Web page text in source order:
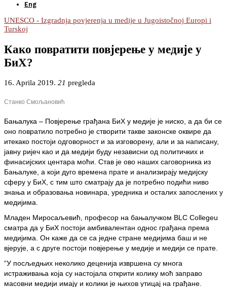
Eng
UNESCO - Izgradnja povjerenja u medije u Jugoistočnoj Europi i
Turskoj
Како повратити повјерење у медије у
БиХ?
16. Aprila 2019. 21 pregleda
Станко Смољановић
Бањалука – Повјерење грађана БиХ у медије је ниско, а да би се
оно повратило потребно је створити такве законске оквире да
итекако постоји одговорност и за изговорену, али и за написану,
јавну ријеч као и да медији буду независни од политичких и
финасијских центара моћи. Cтав је ово наших саговорника из
Бањалуке, а који дуго времена прате и анализирају медијску
сферу у БиХ, с тим што сматрају да је потребно подићи ниво
знања и образовања новинара, уредника и осталих запослених у
медијима.
Младен Миросаљевић, професор на бањалучком BLC Collegeu
сматра да у БиХ постоји амбивалентан однос грађана према
медијима. Он каже да се са једне стране медијима баш и не
вјерује, а с друге постоји повјерење у медије и медији се прате.
“У посљедњих неколико деценија извршена су многа
истраживања која су настојала открити колику моћ заправо
масовни медији имају и колики је њихов утицај на грађане.